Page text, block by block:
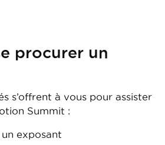
procurer un
s’offrent à vous pour assister
Summit :
exposant